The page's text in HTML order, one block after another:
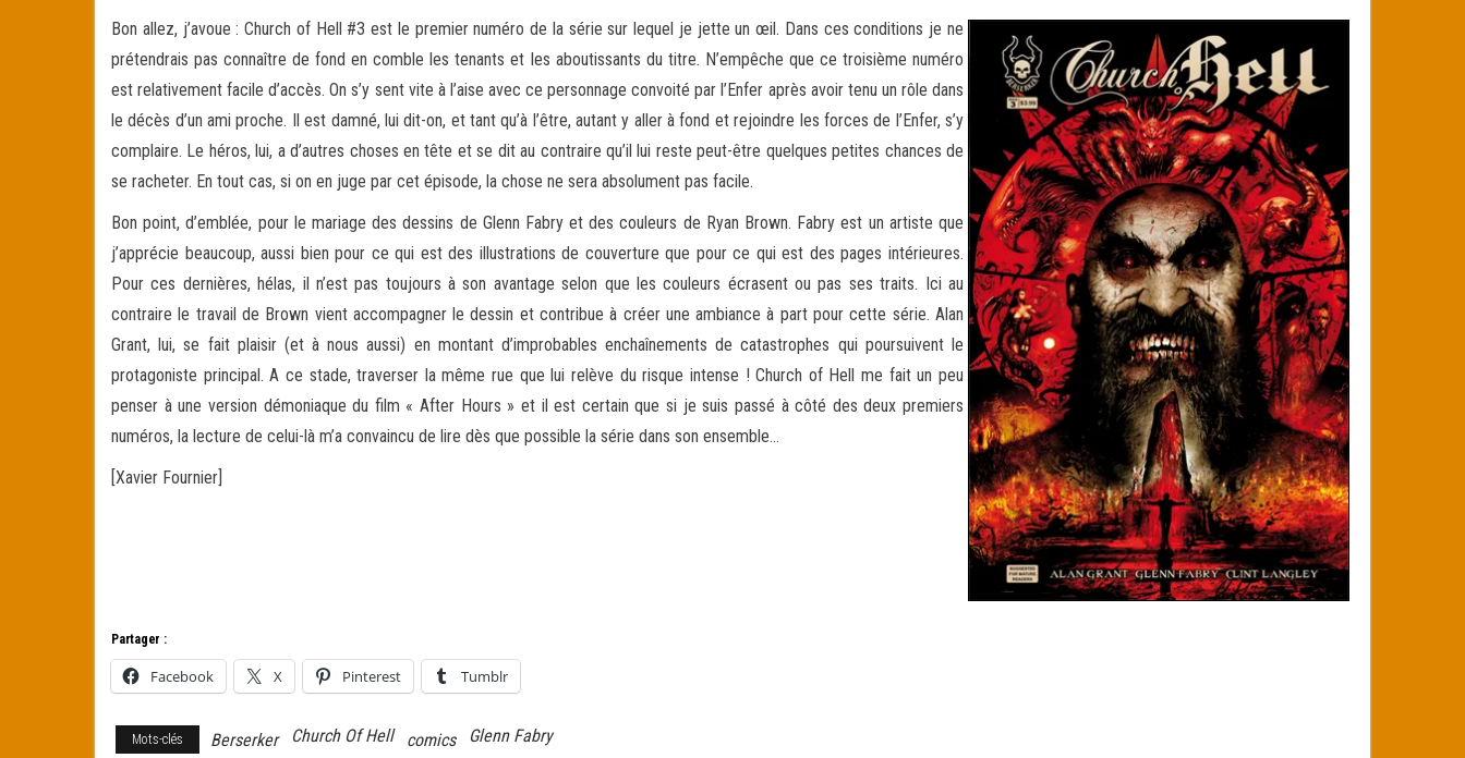
Bon allez, j’avoue : Church of Hell #3 est le premier numéro de la série sur lequel je jette un œil. Dans ces conditions je ne
prétendrais pas connaître de fond en comble les tenants et les aboutissants du titre. N’empêche que ce troisième numéro
est relativement facile d’accès. On s’y sent vite à l’aise avec ce personnage convoité par l’Enfer après avoir tenu un rôle dans
le décès d’un ami proche. Il est damné, lui dit-on, et tant qu’à l’être, autant y aller à fond et rejoindre les forces de l’Enfer, s’y
complaire. Le héros, lui, a d’autres choses en tête et se dit au contraire qu’il lui reste peut-être quelques petites chances de
se racheter. En tout cas, si on en juge par cet épisode, la chose ne sera absolument pas facile.
Bon point, d’emblée, pour le mariage des dessins de Glenn Fabry et des couleurs de Ryan Brown. Fabry est un artiste que
j’apprécie beaucoup, aussi bien pour ce qui est des illustrations de couverture que pour ce qui est des pages intérieures.
Pour ces dernières, hélas, il n’est pas toujours à son avantage selon que les couleurs écrasent ou pas ses traits. Ici au
contraire le travail de Brown vient accompagner le dessin et contribue à créer une ambiance à part pour cette série. Alan
Grant, lui, se fait plaisir (et à nous aussi) en montant d’improbables enchaînements de catastrophes qui poursuivent le
protagoniste principal. A ce stade, traverser la même rue que lui relève du risque intense ! Church of Hell me fait un peu
penser à une version démoniaque du film « After Hours » et il est certain que si je suis passé à côté des deux premiers
numéros, la lecture de celui-là m’a convaincu de lire dès que possible la série dans son ensemble…
[Xavier Fournier]
Partager :
Facebook X Pinterest Tumblr
Mots-clés Berserker Church Of Hell comics Glenn Fabry